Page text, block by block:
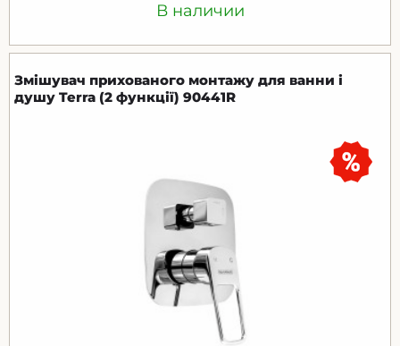
В наличии
Змішувач прихованого монтажу для ванни і
душу Terra (2 функції) 90441R